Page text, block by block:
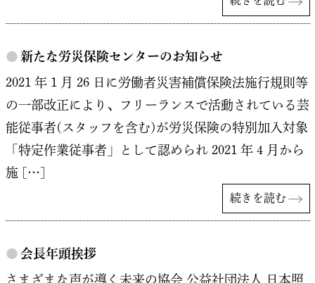
● 新たな労災保険センターのお知らせ
2021 年 1 月 26 日に労働者災害補償保険法施行規則等
の一部改正により、フリーランスで活動されている芸
能従事者(スタッフを含む)が労災保険の特別加入対象
「特定作業従事者」として認められ 2021 年 4 月から
施 […]
続きを読む
● 会長年頭挨拶
さまざまな声が導く未来の協会 公益社団法人 日本照